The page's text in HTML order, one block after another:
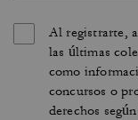
Al registrarte,
las últimas
como
concursos o
derechos